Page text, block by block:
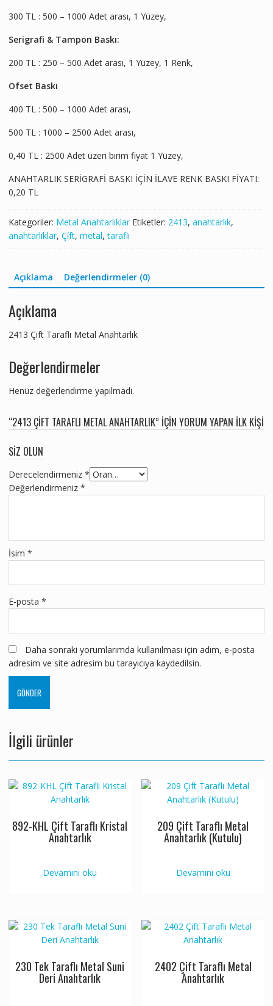
300 TL : 500 – 1000 Adet arası, 1 Yüzey,
Serigrafi & Tampon Baskı:
200 TL : 250 – 500 Adet arası, 1 Yüzey, 1 Renk,
Ofset Baskı
400 TL : 500 – 1000 Adet arası,
500 TL : 1000 – 2500 Adet arası,
0,40 TL : 2500 Adet üzeri birim fiyat 1 Yüzey,
ANAHTARLIK SERİGRAFİ BASKI İÇİN İLAVE RENK BASKI FİYATI:
0,20 TL
Kategoriler: Metal Anahtarlıklar Etiketler: 2413, anahtarlık,
anahtarlıklar, Çi̇ft, metal,taraflı
Açıklama Değerlendirmeler (0)
Açıklama
2413 Çift Taraflı Metal Anahtarlık
Değerlendirmeler
Henüz değerlendirme yapılmadı.
“2413 ÇIFT TARAFLI METAL ANAHTARLIK” IÇIN YORUM YAPAN ILK KIŞI
SIZ OLUN
Derecelendirmeniz *
Değerlendirmeniz *
İsim *
E-posta *
Daha sonraki yorumlarımda kullanılması için adım, e-posta
adresim ve site adresim bu tarayıcıya kaydedilsin.
İlgili ürünler
892-KHL Çift Taraflı Kristal
Anahtarlık
Devamını oku
209 Çift Taraflı Metal
Anahtarlık (Kutulu)
Devamını oku
230 Tek Taraflı Metal Suni
Deri Anahtarlık
2402 Çift Taraflı Metal
Anahtarlık